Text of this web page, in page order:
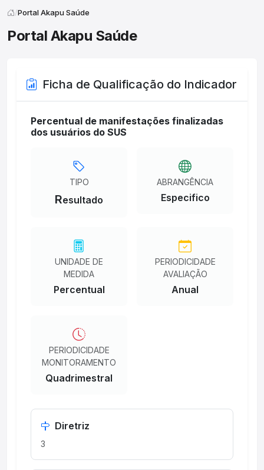
Portal Akapu Saúde
Portal Akapu Saúde
Ficha de Qualificação do Indicador
Percentual de manifestações finalizadas
dos usuários do SUS
TIPO
Resultado
ABRANGÊNCIA
Especifico
UNIDADE DE
MEDIDA
Percentual
PERIODICIDADE
AVALIAÇÃO
Anual
PERIODICIDADE
MONITORAMENTO
Quadrimestral
Diretriz
3